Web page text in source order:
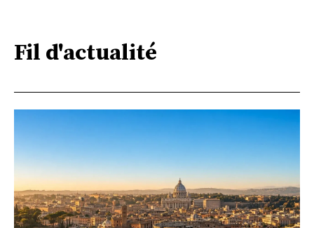
Fil d'actualité